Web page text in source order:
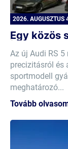
2026. AUGUSZTUS
Egy közös
Az új Audi RS
precizitásról és
sportmodell
meghatározó...
Tovább